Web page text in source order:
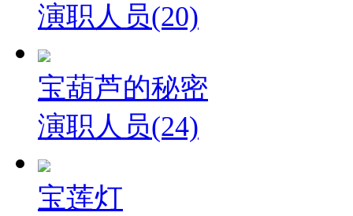
演职人员(20)
宝葫芦的秘密
演职人员(24)
宝莲灯